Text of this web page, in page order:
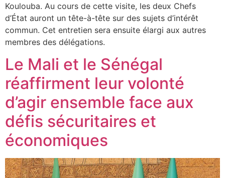
Koulouba. Au cours de cette visite, les deux Chefs
d’État auront un tête-à-tête sur des sujets d’intérêt
commun. Cet entretien sera ensuite élargi aux autres
membres des délégations.
Le Mali et le Sénégal
réaffirment leur volonté
d’agir ensemble face aux
défis sécuritaires et
économiques